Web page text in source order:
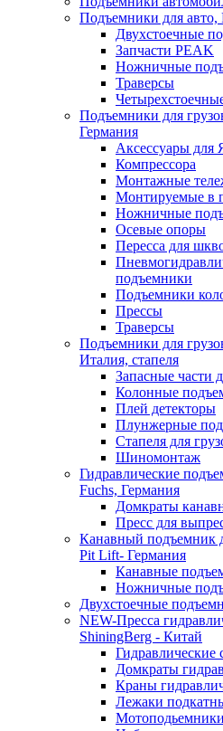
Подъемники для
Двухстоечные
Запчасти PEAK
Ножничные
Траверсы
Подъемники для
Германия
Аксессуары для
Компрессора
Монтажные
Монтируемые в
Ножничные
Осевые опоры
Пересса для
подъемники
Подъемники
Прессы
Траверсы
Подъемники для
Италия, стапеля
Запасные части
Колонные
Плей детекторы
Плунжерные
Стапеля для
Шиномонтаж
Гидравлические
Fuchs, Германия
Домкраты
Пресс для
Канавный подъемник
Pit Lift- Германия
Канавные
Ножничные
Двухстоечные
NEW-Пресса
ShiningBerg - Китай
Гидравлические
Домкраты
Краны
Лежаки